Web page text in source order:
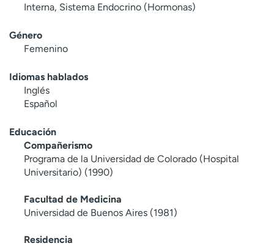
Interna, Sistema Endocrino (Hormonas)
Género
Femenino
Idiomas hablados
Inglés
Español
Educación
Compañerismo
Programa de la Universidad de Colorado (Hospital
Universitario) (1990)
Facultad de Medicina
Universidad de Buenos Aires (1981)
Residencia